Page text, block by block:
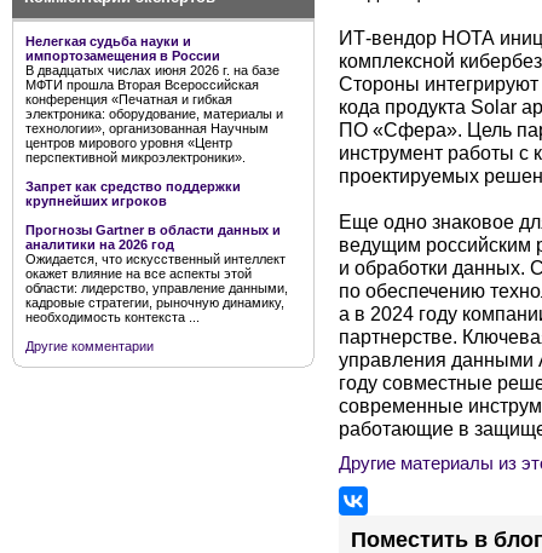
Нелегкая судьба науки и
импортозамещения в России
В двадцатых числах июня 2026 г. на базе
МФТИ прошла Вторая Всероссийская
конференция «Печатная и гибкая
электроника: оборудование, материалы и
технологии», организованная Научным
центров мирового уровня «Центр
перспективной микроэлектроники».
Запрет как средство поддержки
крупнейших игроков
Прогнозы Gartner в области данных и
аналитики на 2026 год
Ожидается, что искусственный интеллект
окажет влияние на все аспекты этой
области: лидерство, управление данными,
кадровые стратегии, рыночную динамику,
необходимость контекста ...
Другие комментарии
ИТ-вендор НОТА
комплексной
Стороны интегрируют
кода продукта Solar
ПО «Сфера». Цель
инструмент работы с
проектируемых
Еще одно знаковое
ведущим российским
и обработки данных.
по обеспечению
а в 2024 году
партнерстве.
управления
году совместные
современные
работающие в
Другие материалы из
Поместить в блог